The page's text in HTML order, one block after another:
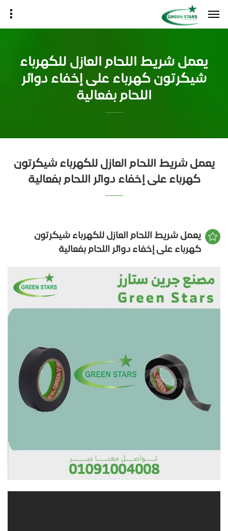
يعمل شريط اللحام العازل للكهرباء
شيكرتون كهرباء على إخفاء دوائر
اللحام بفعالية
يعمل شريط اللحام العازل للكهرباء شيكرتون
كهرباء على إخفاء دوائر اللحام بفعالية
يعمل شريط اللحام العازل للكهرباء شيكرتون
كهرباء على إخفاء دوائر اللحام بفعالية